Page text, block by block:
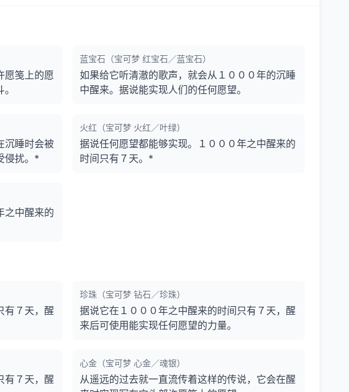
愿笺上的愿
蓝宝石（宝可梦 红宝石／蓝宝石）
如果给它听清澈的歌声，就会从１０００年的沉睡
中醒来。据说能实现人们的任何愿望。
沉睡时会被
侵扰。*
火红（宝可梦 火红／叶绿）
据说任何愿望都能够实现。１０００年之中醒来的
时间只有７天。*
之中醒来的
有７天，醒
珍珠（宝可梦 钻石／珍珠）
据说它在１０００年之中醒来的时间只有７天，醒
来后可使用能实现任何愿望的力量。
有７天，醒
心金（宝可梦 心金／魂银）
从遥远的过去就一直流传着这样的传说，它会在醒